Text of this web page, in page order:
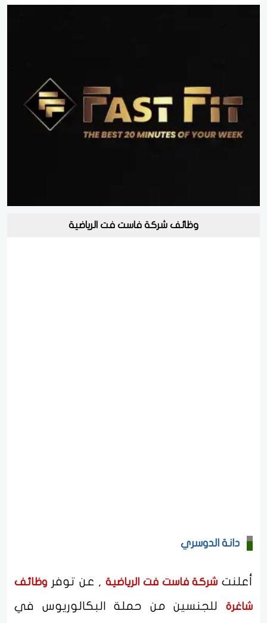
وظائف شركة فاست فت الرياضية
دانة الدوسري
أعلنت شركة فاست فت الرياضية , عن توفر وظائف
شاغرة للجنسين من حملة البكالوريوس في